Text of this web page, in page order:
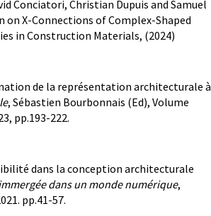
Conciatori, Christian Dupuis and Samuel
on X-Connections of Complex-Shaped
in Construction Materials, (2024)
de la représentation architecturale à
, Sébastien Bourbonnais (Ed), Volume
pp.193-222.
dans la conception architecturale
dans un monde numérique,
pp.41-57.